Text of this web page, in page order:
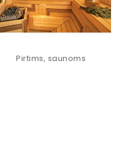
Pirtims, saunoms